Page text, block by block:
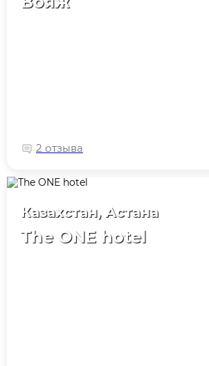
2 отзыва
Казахстан, Астана
The ONE hotel